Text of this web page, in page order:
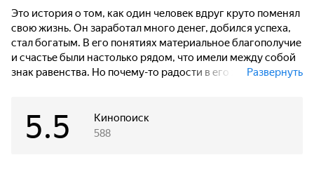
Это история о том, как один человек вдруг круто поменял
свою жизнь. Он заработал много денег, добился успеха,
стал богатым. В его понятиях материальное благополучие
и счастье были настолько рядом, что имели между собой
знак равенства. Но почему-то радости в его жизни не
То, что казалось поначалу благом, оборачивается в итоге
Развернуть
Кинопоиск
5.5 588